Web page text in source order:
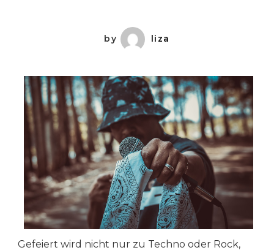
by liza
Gefeiert wird nicht nur zu Techno oder Rock,